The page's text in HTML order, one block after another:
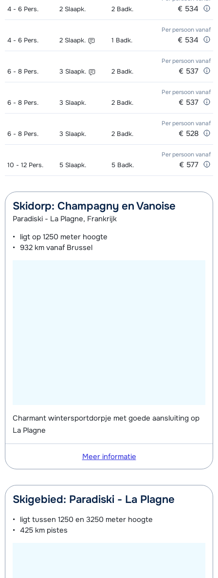
Goud (Sensation) Schoenen (8
dagen)
afhankelijk
van week
Stokken (8 dagen)
van week
dagen)
afhankelijk
van week
afhankelijk
van week
dagen)
van week
dagen)
afhankelijk
van week
afhankelijk
Mini Kid Ski's + Stokken (8 dagen)
afhankelijk
van week
Mini Kid Schoenen (8 dagen)
afhankelijk
van week
van week
4 - 6 Pers. 2 Slaapk. 2 Badk. € 534
Per persoonvanaf
4 - 6 Pers. 2 Slaapk. 1 Badk. € 534
Per persoonvanaf
6 - 8 Pers. 3 Slaapk. 2 Badk. € 537
Per persoonvanaf
6 - 8 Pers. 3 Slaapk. 2 Badk. € 537
Per persoonvanaf
6 - 8 Pers. 3 Slaapk. 2 Badk. € 528
Per persoonvanaf
10 - 12 Pers. 5 Slaapk. 5 Badk. € 577
Skidorp: Champagny en Vanoise
Paradiski - La Plagne, Frankrijk
ligt op 1250 meter hoogte
932 km vanaf Brussel
Charmant wintersportdorpje met goede aansluiting op
La Plagne
Meer informatie
Skigebied: Paradiski - La Plagne
ligt tussen 1250 en 3250 meter hoogte
425 km pistes